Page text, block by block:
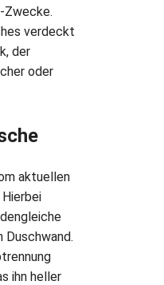
Zwecke.
verdeckt
der
oder
aktuellen
Duschwand.
ihn heller